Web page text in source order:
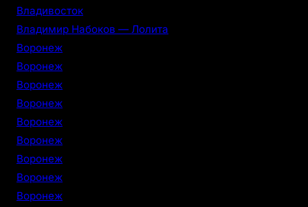
Владивосток
Владимир Набоков — Лолита
Воронеж
Воронеж
Воронеж
Воронеж
Воронеж
Воронеж
Воронеж
Воронеж
Воронеж